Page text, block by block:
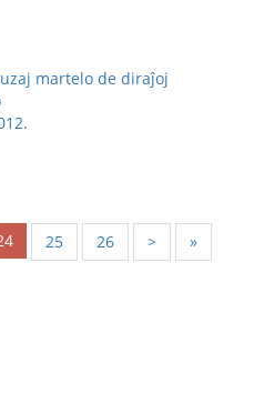
martelo de diraĵoj
25 26 > »